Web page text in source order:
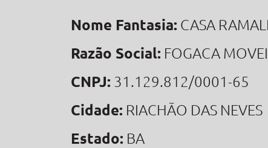
Nome Fantasia: CASA
Razão Social: FOGACA
CNPJ: 31.129.812/0001-65
Cidade: RIACHÃO DAS NEVES
Estado: BA